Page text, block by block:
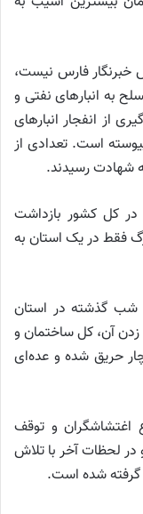
خبرنگار فارس نیست،
به انبار‌های نفتی و
از انفجار انبار‌های
است. تعدادی از
شهادت رسیدند.
اخیر در کل کشور بازداشت
و ۵۷ فروشگاه بزرگ فقط در یک استان به
شب گذشته در استان
آن، کل ساختمان و
حریق شده و عده‌ای
اغتشاشگران و توقف
در لحظات آخر با تلاش
گرفته شده است.